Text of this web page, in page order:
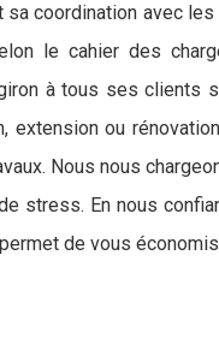
sa coordination avec
le cahier des
à tous ses clients
extension ou
Nous nous
stress. En nous
de vous